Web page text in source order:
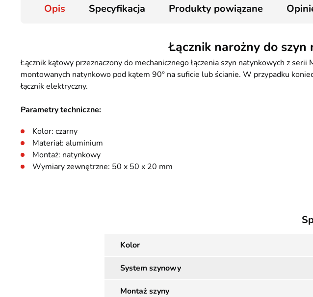
Opis Specyfikacja Produkty powiązane
Łącznik narożny do
Łącznik kątowy przeznaczony do mechanicznego łączenia szyn natynkowych z
montowanych natynkowo pod kątem 90° na suficie lub ścianie. W przypadku
łącznik elektryczny.
Parametry techniczne:
Kolor: czarny
Materiał: aluminium
Montaż: natynkowy
Wymiary zewnętrzne: 50 x 50 x 20 mm
Kolor
System szynowy
Montaż szyny